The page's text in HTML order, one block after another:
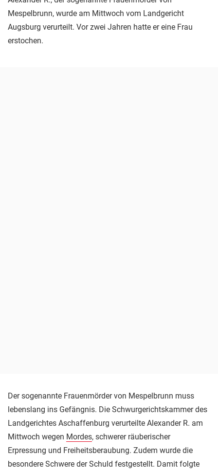
Mespelbrunn, wurde am Mittwoch vom Landgericht
Augsburg verurteilt. Vor zwei Jahren hatte er eine Frau
erstochen.
Der sogenannte Frauenmörder von Mespelbrunn muss
lebenslang ins Gefängnis. Die Schwurgerichtskammer des
Landgerichtes Aschaffenburg verurteilte Alexander R. am
Mittwoch wegen Mordes, schwerer räuberischer
Erpressung und Freiheitsberaubung. Zudem wurde die
besondere Schwere der Schuld festgestellt. Damit folgte